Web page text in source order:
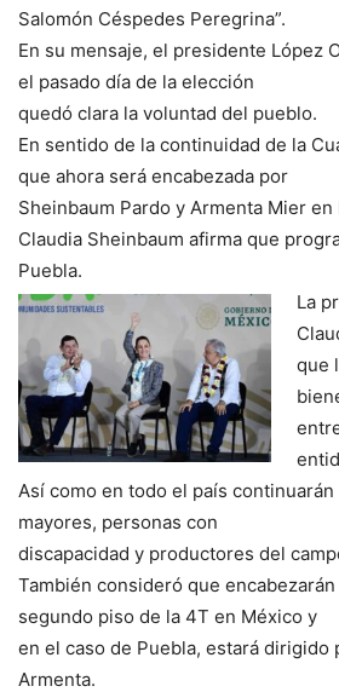
Salomón Céspedes Peregrina”.
En su mensaje, el presidente López
el pasado día de la elección
quedó clara la voluntad del pueblo.
En sentido de la continuidad de la
que ahora será encabezada por
Sheinbaum Pardo y Armenta Mier en
Claudia Sheinbaum afirma que
Puebla.
La
que
Así como en todo el país
mayores, personas con
discapacidad y productores del
También consideró que
segundo piso de la 4T en México y
en el caso de Puebla, estará dirigido
Armenta.